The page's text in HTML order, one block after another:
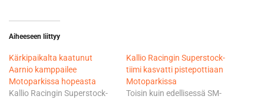
Aiheeseen liittyy
Kärkipaikalta kaatunut
Aarnio kamppailee
Motoparkissa hopeasta
Kallio Racingin Superstock-
Kallio Racingin Superstock-
tiimi kasvatti pistepottiaan
Motoparkissa
Toisin kuin edellisessä SM-